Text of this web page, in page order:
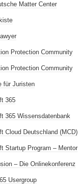
Matter Center
Protection Community
Protection Community
für Juristen
365
365 Wissensdatenbank
Cloud Deutschland (MCD)
Startup Program – Mentor
– Die Onlinekonferenz
Usergroup